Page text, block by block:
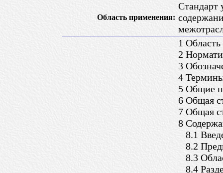
Область применения:
Стандарт
1
2
3
4
5 Общие
6 Общая
7 Общая
8
8.1
8.2
8.3
8.4